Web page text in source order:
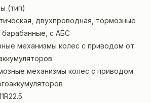
(тип)
двухпроводная, тормозные
барабанные, с АБС
механизмы колес с приводом от
механизмы колес с приводом